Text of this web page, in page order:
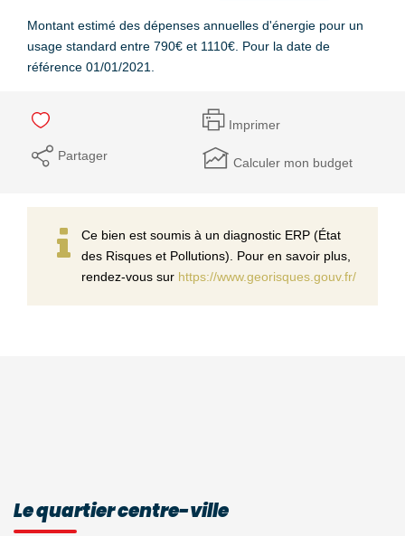
Montant estimé des dépenses annuelles d'énergie pour un
usage standard entre 790€ et 1110€. Pour la date de
référence 01/01/2021.
Imprimer
Partager Calculer mon budget
Ce bien est soumis à un diagnostic ERP (État
des Risques et Pollutions). Pour en savoir plus,
rendez-vous sur https://www.georisques.gouv.fr/
Le quartier centre-ville